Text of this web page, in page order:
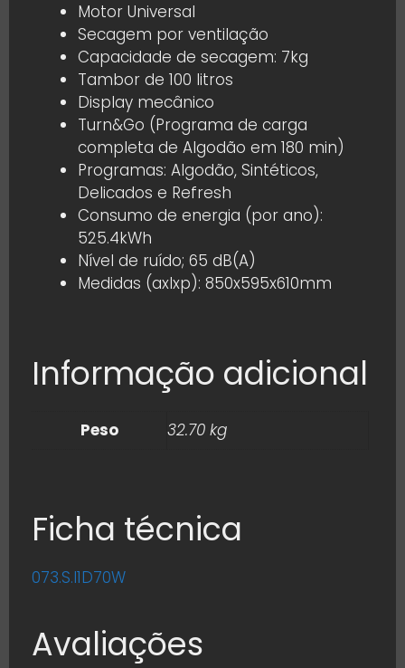
Motor Universal
Secagem por ventilação
Capacidade de secagem: 7kg
Tambor de 100 litros
Display mecânico
Turn&Go (Programa de carga
completa de Algodão em 180 min)
Programas: Algodão, Sintéticos,
Delicados e Refresh
Consumo de energia (por ano):
525.4kWh
Nível de ruído; 65 dB(A)
Medidas (axlxp): 850x595x610mm
Informação adicional
Peso 32.70 kg
Ficha técnica
073.S.I1D70W
Avaliações